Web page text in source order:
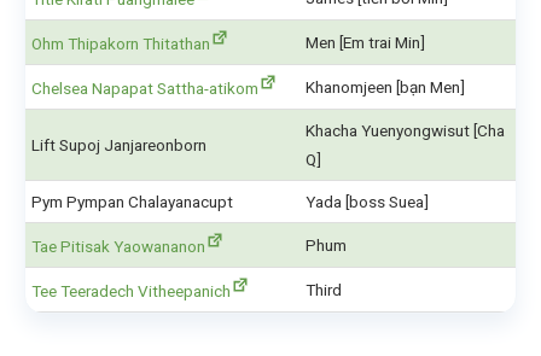
Ohm Thipakorn Thitathan Men [Em trai Min]
Chelsea Napapat Sattha-atikom Khanomjeen [bạn Men]
Lift Supoj Janjareonborn
Khacha Yuenyongwisut [Cha
Q]
Pym Pympan Chalayanacupt Yada [boss Suea]
Tae Pitisak Yaowananon Phum
Tee Teeradech Vitheepanich Third